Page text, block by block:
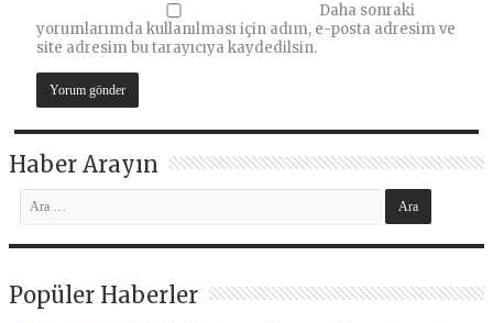
Daha sonraki
yorumlarımda kullanılması için adım, e-posta adresim ve
site adresim bu tarayıcıya kaydedilsin.
Haber Arayın
Popüler Haberler